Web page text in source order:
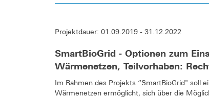
Projektdauer: 01.09.2019 - 31.12.2022
SmartBioGrid - Optionen zum
Wärmenetzen, Teilvorhaben:
Im Rahmen des Projekts “SmartBioGrid" soll
Wärmenetzen ermöglicht, sich über die